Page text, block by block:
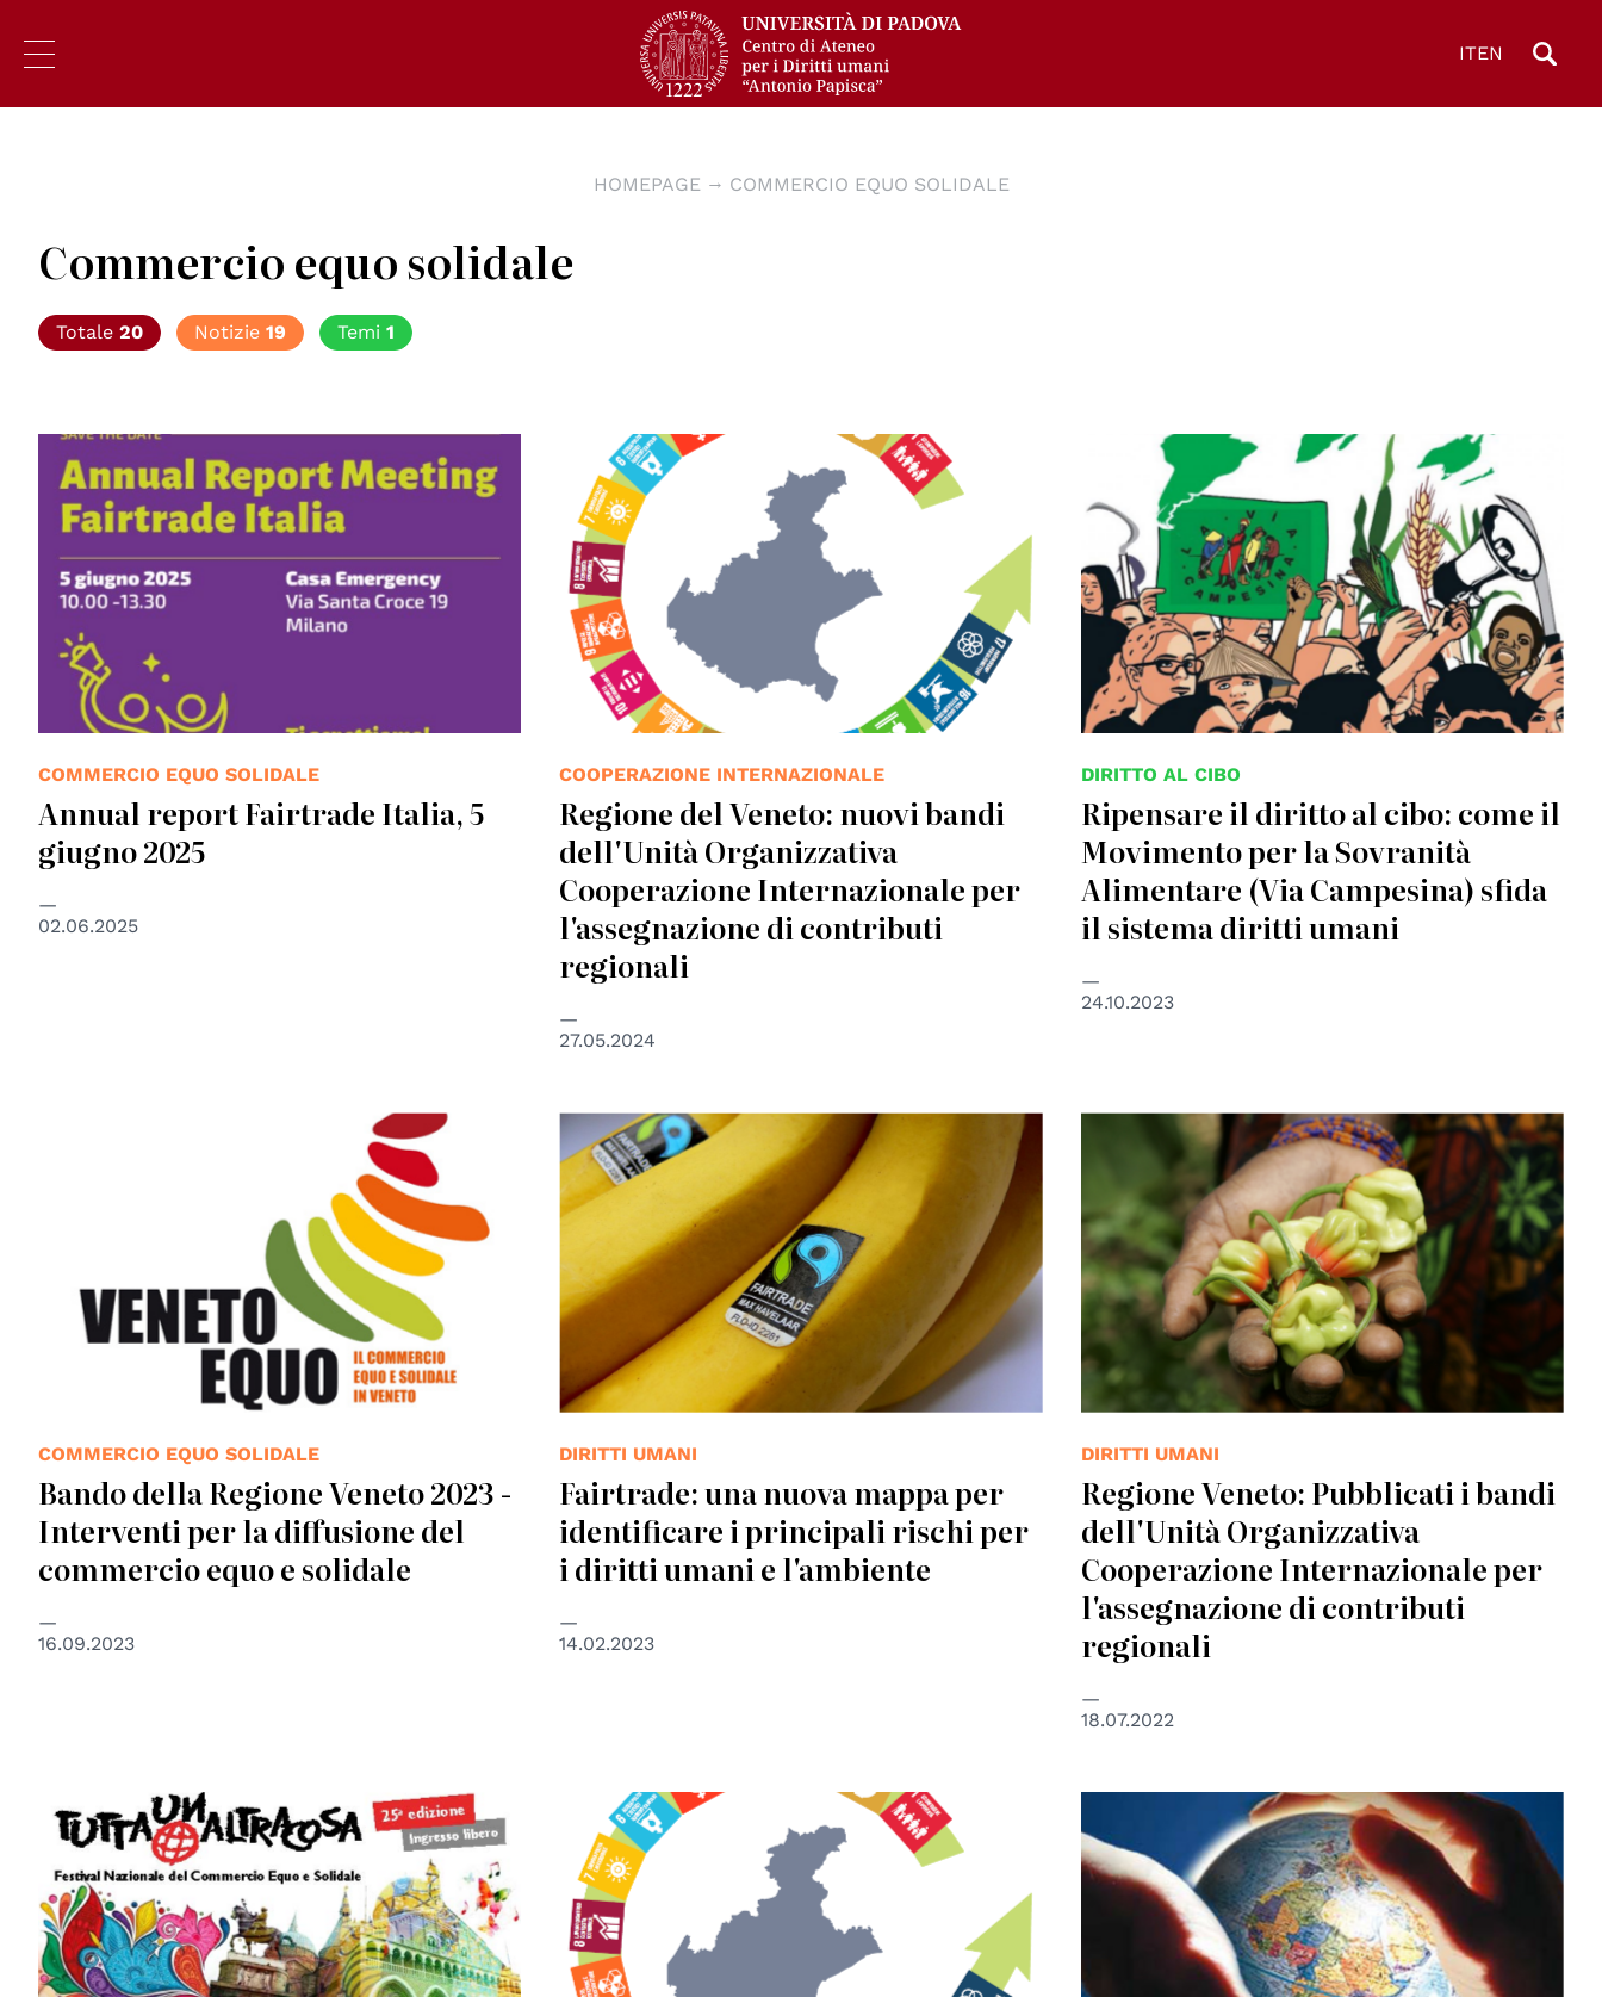
ITEN
HOMEPAGE COMMERCIO EQUO SOLIDALE
Commercio equo solidale
Totale 20 Notizie 19 Temi 1
COMMERCIO EQUO SOLIDALE
Annual report Fairtrade Italia, 5
giugno 2025
02.06.2025
COOPERAZIONE INTERNAZIONALE
Regione del Veneto: nuovi bandi
dell'Unità Organizzativa
Cooperazione Internazionale per
l'assegnazione di contributi
regionali
27.05.2024
DIRITTO AL CIBO
Ripensare il diritto al cibo: come il
Movimento per la Sovranità
Alimentare (Via Campesina) sfida
il sistema diritti umani
24.10.2023
COMMERCIO EQUO SOLIDALE
Bando della Regione Veneto 2023 -
Interventi per la diffusione del
commercio equo e solidale
16.09.2023
© de.wikipedia
DIRITTI UMANI
Fairtrade: una nuova mappa per
identificare i principali rischi per
i diritti umani e l'ambiente
14.02.2023
© UN Photo
DIRITTI UMANI
Regione Veneto: Pubblicati i bandi
dell'Unità Organizzativa
Cooperazione Internazionale per
l'assegnazione di contributi
regionali
18.07.2022
© Regione del Veneto